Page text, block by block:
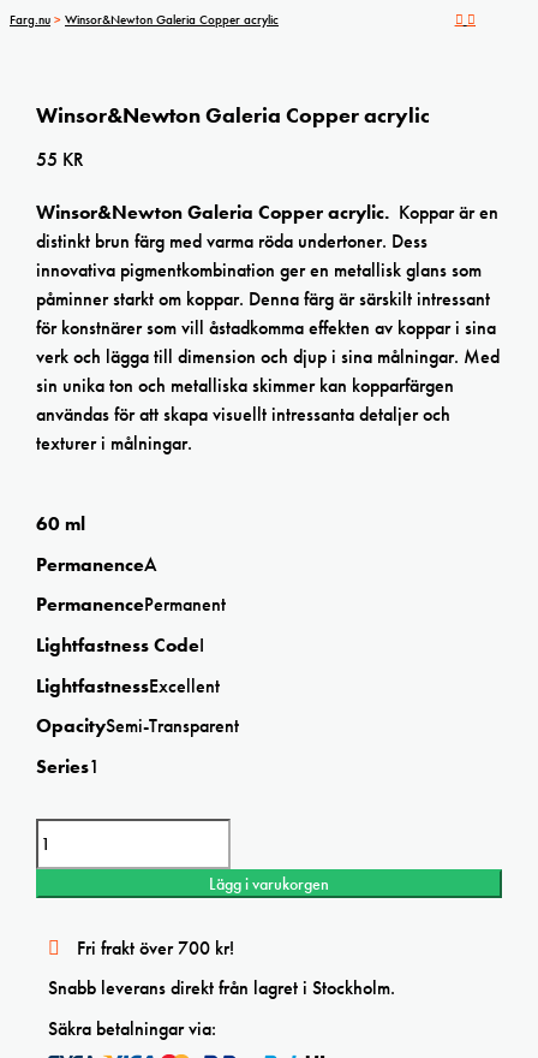
Farg.nu > Winsor&Newton Galeria Copper acrylic
Winsor&Newton Galeria Copper acrylic
55 KR
Winsor&Newton Galeria Copper acrylic. Koppar är en
distinkt brun färg med varma röda undertoner. Dess
innovativa pigmentkombination ger en metallisk glans som
påminner starkt om koppar. Denna färg är särskilt intressant
för konstnärer som vill åstadkomma effekten av koppar i sina
verk och lägga till dimension och djup i sina målningar. Med
sin unika ton och metalliska skimmer kan kopparfärgen
användas för att skapa visuellt intressanta detaljer och
texturer i målningar.
60 ml
PermanenceA
PermanencePermanent
Lightfastness CodeI
LightfastnessExcellent
OpacitySemi-Transparent
Series1
Lägg i varukorgen
Fri frakt över 700 kr!
Snabb leverans direkt från lagret i Stockholm.
Säkra betalningar via: